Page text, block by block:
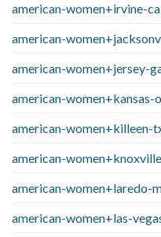
american-women+irvine-
american-
american-women+jersey-
american-women+kansas-
american-women+killeen-
american-
american-women+laredo-
american-women+las-